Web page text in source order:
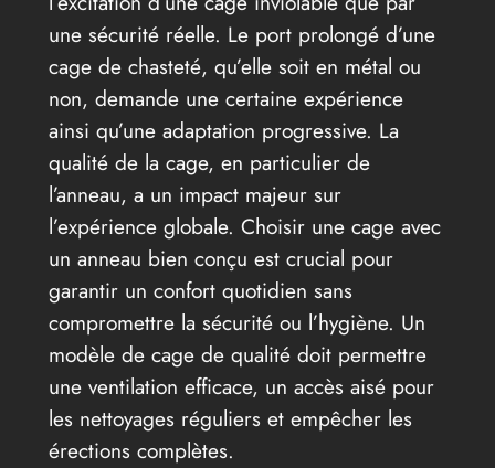
une sécurité réelle. Le port prolongé d’une
cage de chasteté, qu’elle soit en métal ou
non, demande une certaine expérience
ainsi qu’une adaptation progressive. La
qualité de la cage, en particulier de
l’anneau, a un impact majeur sur
l’expérience globale. Choisir une cage avec
un anneau bien conçu est crucial pour
garantir un confort quotidien sans
compromettre la sécurité ou l’hygiène. Un
modèle de cage de qualité doit permettre
une ventilation efficace, un accès aisé pour
les nettoyages réguliers et empêcher les
érections complètes.